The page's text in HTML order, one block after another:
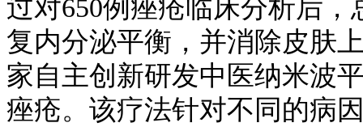
过对650例痤疮临床分析后
复内分泌平衡，并消除皮肤
家自主创新研发中医纳米波
痤疮。该疗法针对不同的病